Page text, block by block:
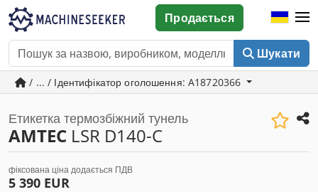
Шукати
Продається
/ ... / Ідентифікатор оголошення: A18720366
Етикетка термозбіжний тунель
AMTEC LSR D140-C
фіксована ціна додається ПДВ
5 390 EUR